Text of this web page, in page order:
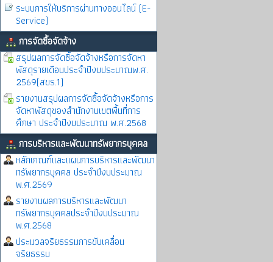
ระบบการให้บริการผ่านทางออนไลน์ (E-
Service)
การจัดซื้อจัดจ้าง
สรุปผลการจัดซื้อจัดจ้างหรือการจัดหา
พัสดุรายเดือนประจำปีงบประมาณพ.ศ.
2569(สขร.1)
รายงานสรุปผลการจัดซื้อจัดจ้างหรือการ
จัดหาพัสดุของสำนักงานเขตพื้นที่การ
ศึกษา ประจำปีงบประมาณ พ.ศ.2568
การบริหารและพัฒนาทรัพยากรบุคคล
หลักเกณฑ์และแผนการบริหารและพัฒนา
ทรัพยากรบุคคล ประจำปีงบประมาณ
พ.ศ.2569
รายงานผลการบริหารและพัฒนา
ทรัพยากรบุคคลประจำปีงบประมาณ
พ.ศ.2568
ประมวลจริยธรรมการขับเคลื่อน
จริยธรรม